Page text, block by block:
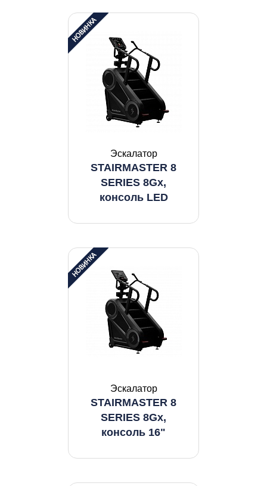
Эскалатор
STAIRMASTER 8
SERIES 8Gx,
консоль LED
Эскалатор
STAIRMASTER 8
SERIES 8Gx,
консоль 16"